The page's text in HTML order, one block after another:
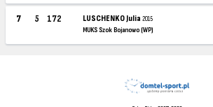
7 5 172 LUSCHENKO Julia2015
MUKS Szok Bojanowo (WP)